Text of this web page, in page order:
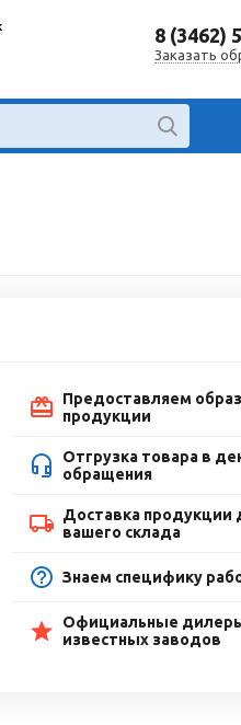
8 (3462)
Заказать
Предоставляем
продукции
Отгрузка товара в
обращения
Доставка продукции
вашего склада
Знаем специфику
Официальные
известных заводов